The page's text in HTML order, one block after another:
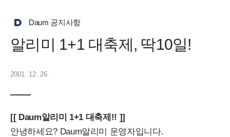
Daum 공지사항
알리미 1+1 대축제, 딱10일!
2001. 12. 26.
[[ Daum알리미 1+1 대축제!! ]]
안녕하세요? Daum알리미 운영자입니다.